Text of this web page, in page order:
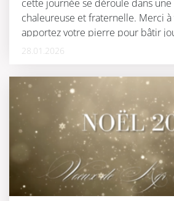
cette journée se déroule dans
chaleureuse et fraternelle. Merci à
apportez votre pierre pour bâtir
jour notre famille-Eglise toujours
28.01.2026